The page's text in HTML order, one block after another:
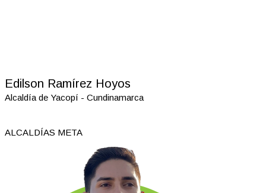
Edilson Ramírez Hoyos
Alcaldía de Yacopí - Cundinamarca
ALCALDÍAS META